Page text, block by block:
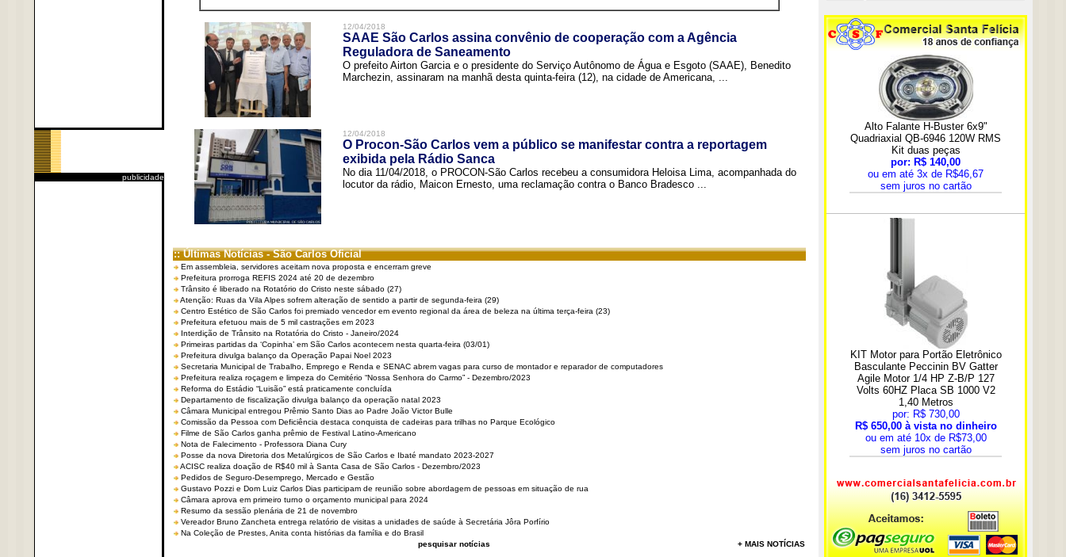
publicidade
12/04/2018
SAAE São Carlos assina convênio de cooperação com a Agência
Reguladora de Saneamento
O prefeito Airton Garcia e o presidente do Serviço Autônomo de Água e Esgoto (SAAE), Benedito
Marchezin, assinaram na manhã desta quinta-feira (12), na cidade de Americana, ...
12/04/2018
O Procon-São Carlos vem a público se manifestar contra a reportagem
exibida pela Rádio Sanca
No dia 11/04/2018, o PROCON-São Carlos recebeu a consumidora Heloisa Lima, acompanhada do
locutor da rádio, Maicon Ernesto, uma reclamação contra o Banco Bradesco ...
:: Últimas Notícias - São Carlos Oficial
Em assembleia, servidores aceitam nova proposta e encerram greve
Prefeitura prorroga REFIS 2024 até 20 de dezembro
Trânsito é liberado na Rotatório do Cristo neste sábado (27)
Atenção: Ruas da Vila Alpes sofrem alteração de sentido a partir de segunda-feira (29)
Centro Estético de São Carlos foi premiado vencedor em evento regional da área de beleza na última terça-feira (23)
Prefeitura efetuou mais de 5 mil castrações em 2023
Interdição de Trânsito na Rotatória do Cristo - Janeiro/2024
Primeiras partidas da ‘Copinha’ em São Carlos acontecem nesta quarta-feira (03/01)
Prefeitura divulga balanço da Operação Papai Noel 2023
Secretaria Municipal de Trabalho, Emprego e Renda e SENAC abrem vagas para curso de montador e reparador de computadores
Prefeitura realiza roçagem e limpeza do Cemitério “Nossa Senhora do Carmo” - Dezembro/2023
Reforma do Estádio “Luisão” está praticamente concluída
Departamento de fiscalização divulga balanço da operação natal 2023
Câmara Municipal entregou Prêmio Santo Dias ao Padre João Victor Bulle
Comissão da Pessoa com Deficiência destaca conquista de cadeiras para trilhas no Parque Ecológico
Filme de São Carlos ganha prêmio de Festival Latino-Americano
Nota de Falecimento - Professora Diana Cury
Posse da nova Diretoria dos Metalúrgicos de São Carlos e Ibaté mandato 2023-2027
ACISC realiza doação de R$40 mil à Santa Casa de São Carlos - Dezembro/2023
Pedidos de Seguro-Desemprego, Mercado e Gestão
Gustavo Pozzi e Dom Luiz Carlos Dias participam de reunião sobre abordagem de pessoas em situação de rua
Câmara aprova em primeiro turno o orçamento municipal para 2024
Resumo da sessão plenária de 21 de novembro
Vereador Bruno Zancheta entrega relatório de visitas a unidades de saúde à Secretária Jôra Porfírio
Na Coleção de Prestes, Anita conta histórias da família e do Brasil
pesquisar notícias
+ MAIS NOTÍCIAS